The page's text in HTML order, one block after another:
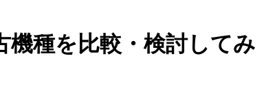
種を比較・検討してみ